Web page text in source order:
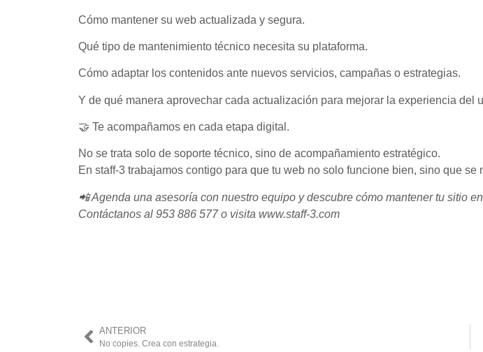
Cómo mantener su web actualizada y segura.
Qué tipo de mantenimiento técnico necesita su plataforma.
Cómo adaptar los contenidos ante nuevos servicios, campañas o estrategias.
Y de qué manera aprovechar cada actualización para mejorar la experiencia del
🤝 Te acompañamos en cada etapa digital.
No se trata solo de soporte técnico, sino de acompañamiento estratégico.
En staff-3 trabajamos contigo para que tu web no solo funcione bien, sino que
📲 Agenda una asesoría con nuestro equipo y descubre cómo mantener tu sitio
Contáctanos al 953 886 577 o visita www.staff-3.com
ANTERIOR
No copies. Crea con estrategia.